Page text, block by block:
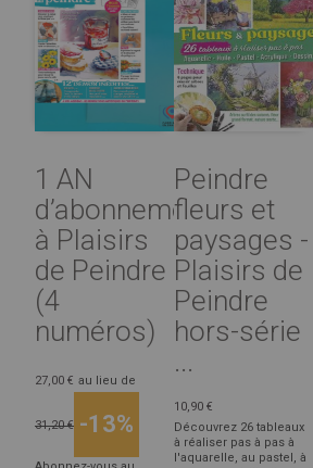
1 AN
d’abonnement
à Plaisirs
de Peindre
(4
numéros)
27,00 € au lieu de
31,20 € -13%
Peindre
fleurs et
paysages -
Plaisirs de
Peindre
hors-série
...
10,90 €
Découvrez 26 tableaux
à réaliser pas à pas à
l'aquarelle, au pastel, à